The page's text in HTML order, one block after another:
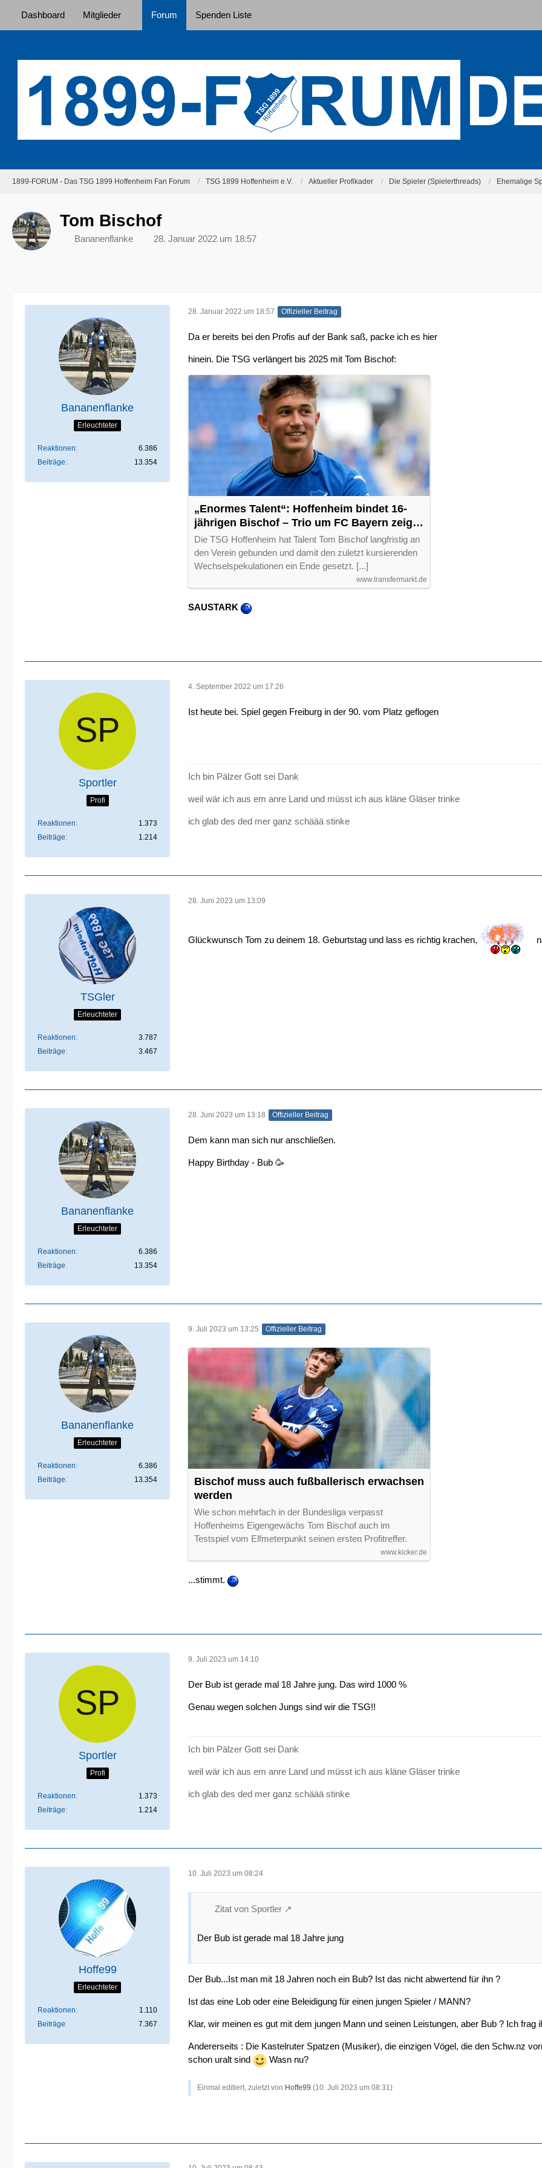
Dashboard Mitglieder Forum Spenden Liste
1899-FORUM - Das TSG 1899 Hoffenheim Fan Forum TSG 1899 Hoffenheim e.V. Aktueller Profikader Die Spieler (Spielerthreads) Ehemalige
Tom Bischof
Bananenflanke 28. Januar 2022 um 18:57
Bananenflanke
Erleuchteter
Reaktionen
6.386
Beiträge
13.354
28. Januar 2022 um 18:57 Offizieller Beitrag
Da er bereits bei den Profis auf der Bank saß, packe ich es hier
hinein. Die TSG verlängert bis 2025 mit Tom Bischof:
„Enormes Talent“: Hoffenheim bindet 16-
jährigen Bischof – Trio um FC Bayern zeigte
Interesse
Die TSG Hoffenheim hat Talent Tom Bischof langfristig an
den Verein gebunden und damit den zuletzt kursierenden
Wechselspekulationen ein Ende gesetzt. [...]
www.transfermarkt.de
SAUSTARK
Sportler
Profi
Reaktionen
1.373
Beiträge
1.214
4. September 2022 um 17:26
Ist heute bei. Spiel gegen Freiburg in der 90. vom Platz geflogen
Ich bin Pälzer Gott sei Dank
weil wär ich aus em anre Land und müsst ich aus kläne Gläser trinke
ich glab des ded mer ganz schäää stinke
TSGler
Erleuchteter
Reaktionen
3.787
Beiträge
3.467
28. Juni 2023 um 13:09
Glückwunsch Tom zu deinem 18. Geburtstag und lass es richtig krachen,
Bananenflanke
Erleuchteter
Reaktionen
6.386
Beiträge
13.354
28. Juni 2023 um 13:18 Offizieller Beitrag
Dem kann man sich nur anschließen.
Happy Birthday - Bub 🥳
Bananenflanke
Erleuchteter
Reaktionen
6.386
Beiträge
13.354
9. Juli 2023 um 13:25 Offizieller Beitrag
Bischof muss auch fußballerisch erwachsen
werden
Wie schon mehrfach in der Bundesliga verpasst
Hoffenheims Eigengewächs Tom Bischof auch im
Testspiel vom Elfmeterpunkt seinen ersten Profitreffer.
www.kicker.de
...stimmt.
Sportler
Profi
Reaktionen
1.373
Beiträge
1.214
9. Juli 2023 um 14:10
Der Bub ist gerade mal 18 Jahre jung. Das wird 1000 %
Genau wegen solchen Jungs sind wir die TSG!!
Ich bin Pälzer Gott sei Dank
weil wär ich aus em anre Land und müsst ich aus kläne Gläser trinke
ich glab des ded mer ganz schäää stinke
Hoffe99
Erleuchteter
Reaktionen
1.110
Beiträge
7.367
10. Juli 2023 um 08:24
Zitat von Sportler
Der Bub ist gerade mal 18 Jahre jung
Der Bub...Ist man mit 18 Jahren noch ein Bub? Ist das nicht abwertend für ihn ?
Ist das eine Lob oder eine Beleidigung für einen jungen Spieler / MANN?
Klar, wir meinen es gut mit dem jungen Mann und seinen Leistungen, aber Bub ? Ich frag
Andererseits : Die Kastelruter Spatzen (Musiker), die einzigen Vögel, die den Schw.nz
schon uralt sind
Wasn nu?
Einmal editiert, zuletzt von Hoffe99 (10. Juli 2023 um 08:31 )